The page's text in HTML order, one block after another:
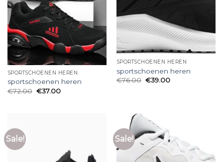
SPORTSCHOENEN HEREN
sportschoenen heren
€72.00 €37.00
SPORTSCHOENEN HEREN
sportschoenen heren
€76.00 €39.00
Sale! Sale!